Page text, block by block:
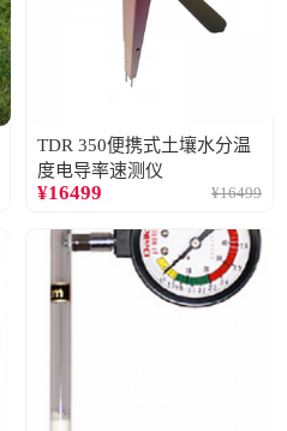
TDR 350便携式土壤水分温
度电导率速测仪
¥16499 ¥16499